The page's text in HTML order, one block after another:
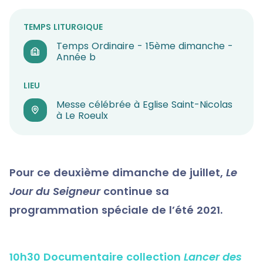
TEMPS LITURGIQUE
Temps Ordinaire - 15ème dimanche -
Année b
LIEU
Messe célébrée à Eglise Saint-Nicolas
à Le Roeulx
Pour ce deuxième dimanche de juillet, Le
Jour du Seigneurcontinue sa
programmation spéciale de l’été 2021.
10h30 Documentaire collection Lancer des